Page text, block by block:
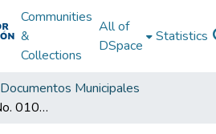
Communities
&
Collections
All of
DSpace
Statistics
Documentos Municipales
Acuerdo municipal No. 010 de 2020